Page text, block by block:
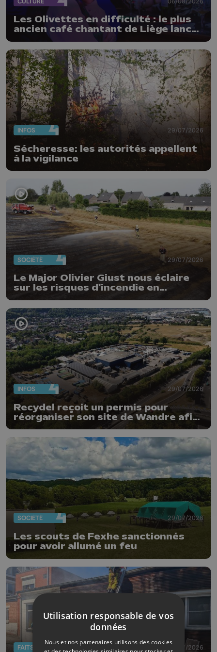
Les Olivettes en difficulté : le plus
ancien café chantant de Liège lance
un appel au public
INFOS 29/07/2026
Sécheresse: les autorités appellent
à la vigilance
SOCIÉTÉ 29/07/2026
Le Major Olivier Giust nous éclaire
sur les risques d'incendie en
Gironde ne pourrait pas avoir lieu
chez nous"
INFOS 29/07/2026
Recydel reçoit un permis pour
réorganiser son site de Wandre afin
de prévenir le risque d'incendie
SOCIÉTÉ 29/07/2026
Les scouts de Fexhe sanctionnés
pour avoir allumé un feu
FAITS DIVERS 28/07/2026
Utilisation responsable de vos
données
Nous et nos partenaires utilisons des cookies